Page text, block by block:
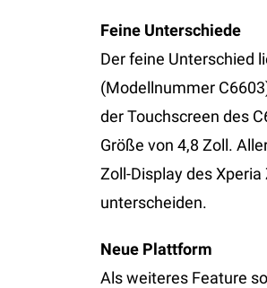
Feine Unterschiede
Der feine Unterschied
(Modellnummer
der Touchscreen des
Größe von 4,8 Zoll.
Zoll-Display des
unterscheiden.
Neue Plattform
Als weiteres Feature